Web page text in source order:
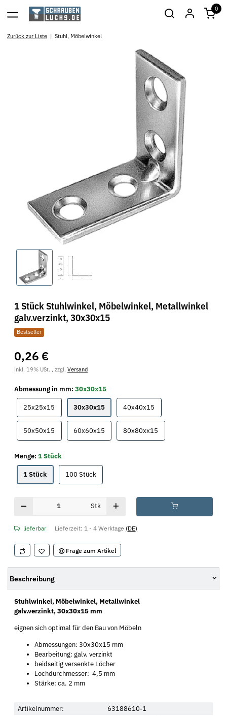
0
Zurück zur Liste Stuhl, Möbelwinkel
1 Stück Stuhlwinkel, Möbelwinkel, Metallwinkel
galv.verzinkt, 30x30x15
Bestseller
0,26 €
inkl. 19% USt. , zzgl. Versand
Abmessung in mm: 30x30x15
25x25x15 25x25x1530x30x1530x30x1540x40x15
50x50x15 50x50x1560x60x1560x60x1580x80xx15
Menge: 1 Stück
1 Stück1 Stück100 Stück100 Stück
Stk
lieferbar Lieferzeit: 1 - 4 Werktage (DE)
Frage zum Artikel
Beschreibung
Stuhlwinkel, Möbelwinkel, Metallwinkel
galv.verzinkt, 30x30x15 mm
eignen sich optimal für den Bau von Möbeln
Abmessungen: 30x30x15 mm
Bearbeitung: galv. verzinkt
beidseitig versenkte Löcher
Lochdurchmesser: 4,5 mm
Stärke: ca. 2 mm
Artikelnummer:
63188610-1